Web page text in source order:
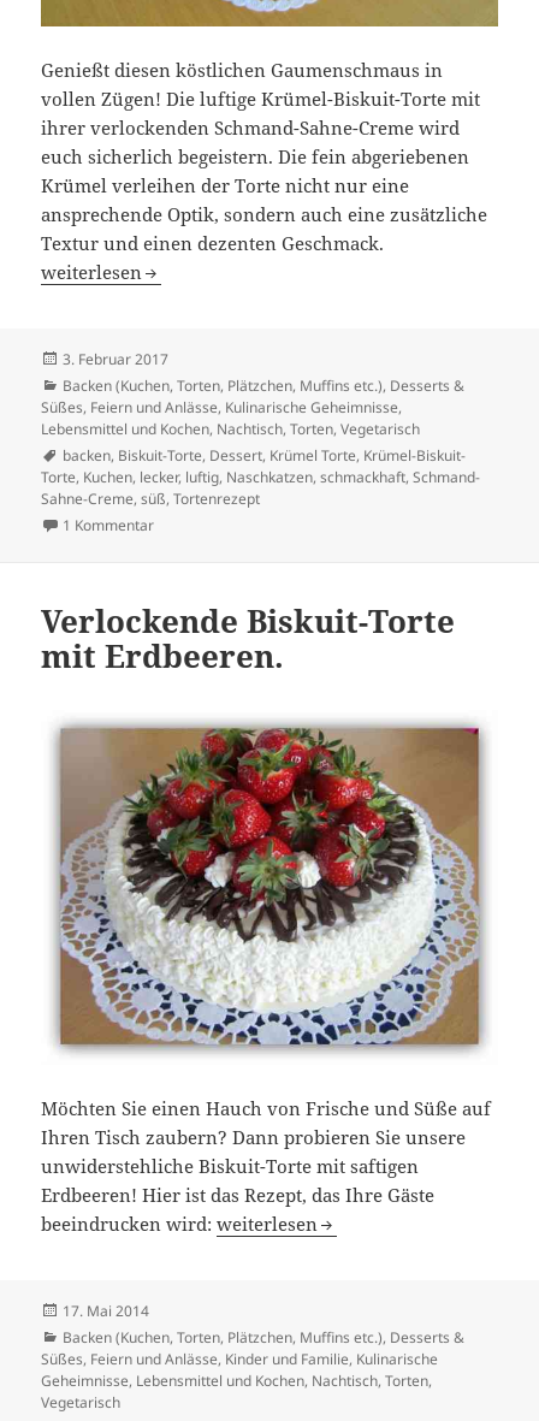
Genießt diesen köstlichen Gaumenschmaus in
vollen Zügen! Die luftige Krümel-Biskuit-Torte mit
ihrer verlockenden Schmand-Sahne-Creme wird
euch sicherlich begeistern. Die fein abgeriebenen
Krümel verleihen der Torte nicht nur eine
ansprechende Optik, sondern auch eine zusätzliche
Textur und einen dezenten Geschmack.
Krümel-Torte
weiterlesen
Veröffentlicht
am
3. Februar 2017
Kategorien
Backen (Kuchen, Torten, Plätzchen, Muffins etc.), Desserts &
Süßes, Feiern und Anlässe, Kulinarische Geheimnisse,
Lebensmittel und Kochen, Nachtisch,Torten,Vegetarisch
Schlagwörter
backen, Biskuit-Torte, Dessert, Krümel Torte, Krümel-Biskuit-
Torte, Kuchen, lecker, luftig, Naschkatzen,schmackhaft,Schmand-
Sahne-Creme,süß,Tortenrezept
1 Kommentarzu Krümel-Torte
Verlockende Biskuit-Torte
mit Erdbeeren.
Möchten Sie einen Hauch von Frische und Süße auf
Ihren Tisch zaubern? Dann probieren Sie unsere
unwiderstehliche Biskuit-Torte mit saftigen
Erdbeeren! Hier ist das Rezept, das Ihre Gäste
beeindrucken wird:Verlockende Biskuit-Torte mit
weiterlesen
Veröffentlicht
am
17. Mai 2014
Kategorien
Backen (Kuchen, Torten, Plätzchen, Muffins etc.), Desserts &
Süßes, Feiern und Anlässe, Kinder und Familie, Kulinarische
Geheimnisse, Lebensmittel und Kochen, Nachtisch,Torten,
Vegetarisch